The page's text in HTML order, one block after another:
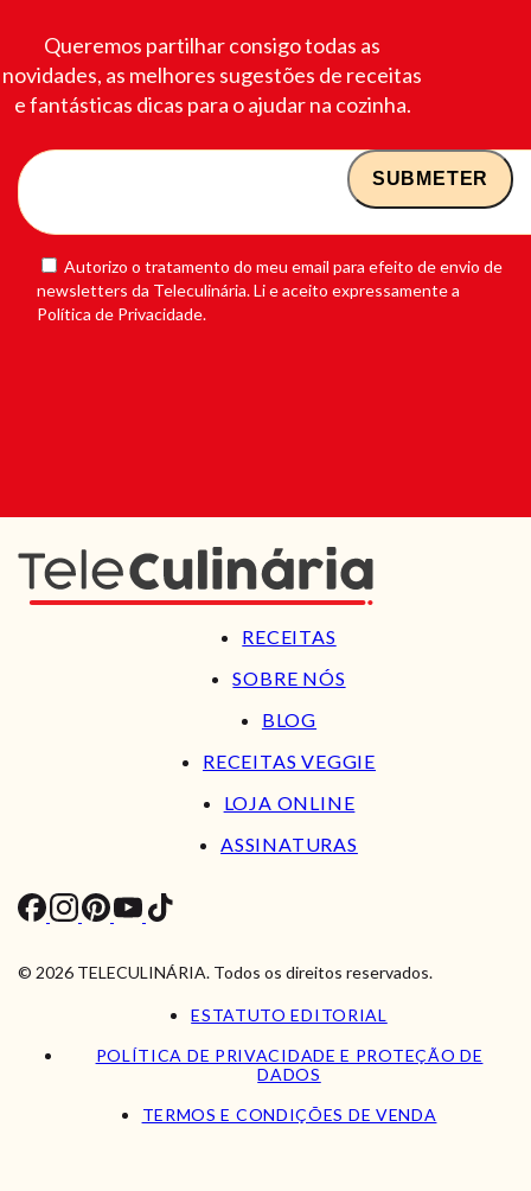
Queremos partilhar consigo todas as
novidades, as melhores sugestões de receitas
e fantásticas dicas para o ajudar na cozinha.
Autorizo o tratamento do meu email para efeito de envio de
newsletters da Teleculinária. Li e aceito expressamente a
Política de Privacidade.
RECEITAS
SOBRE NÓS
BLOG
RECEITAS VEGGIE
LOJA ONLINE
ASSINATURAS
© 2026 TELECULINÁRIA. Todos os direitos reservados.
ESTATUTO EDITORIAL
POLÍTICA DE PRIVACIDADE E PROTEÇÃO DE
DADOS
TERMOS E CONDIÇÕES DE VENDA